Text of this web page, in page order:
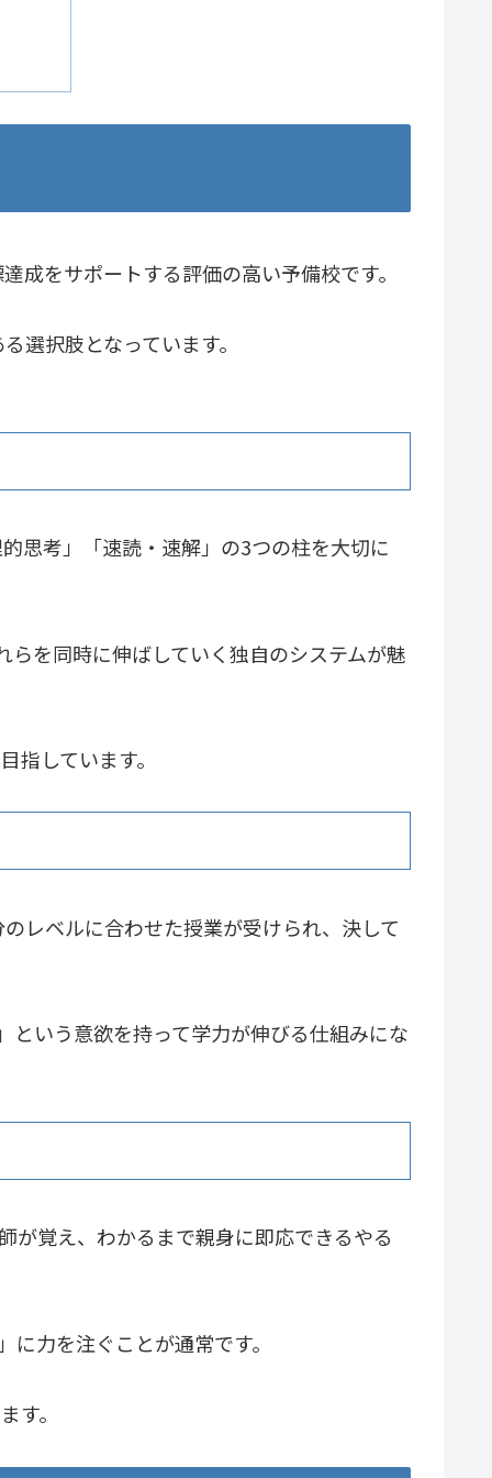
成をサポートする評価の高い予備校です。
選択肢となっています。
思考」「速読・速解」の3つの柱を大切に
を同時に伸ばしていく独自のシステムが魅
指しています。
レベルに合わせた授業が受けられ、決して
という意欲を持って学力が伸びる仕組みにな
が覚え、わかるまで親身に即応できるやる
力を注ぐことが通常です。
す。